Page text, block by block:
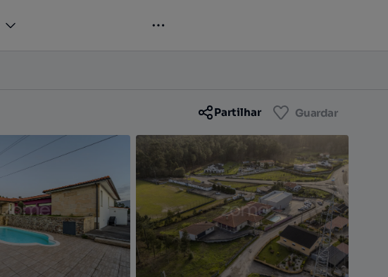
Partilhar Guardar